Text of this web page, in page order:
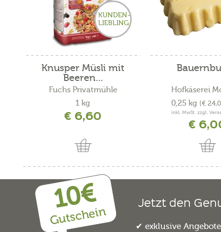
KUNDEN-
LIEBLING
Knusper Müsli mit
Beeren...
Fuchs Privatmühle
1 kg
€ 6,60
Hofkäserei
0,25 kg (€
inkl. MwSt. zzgl.
€
10€
Gutschein
Jetzt den
exklusive Angebote